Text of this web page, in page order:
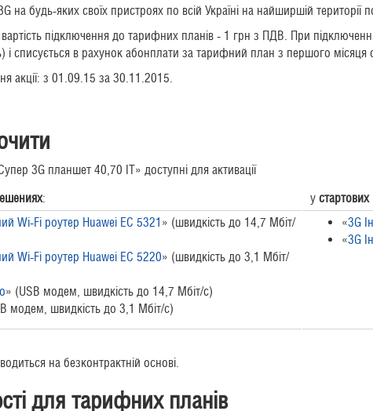
на будь-яких своїх пристроях по всій Україні на найширшій території
підключення до тарифних планів - 1 грн з ПДВ. При
і списується в рахунок абонплати за тарифний план з першого місяця
акції: з 01.09.15 за 30.11.2015.
3G планшет 40,70 ІТ» доступні для активації
ениях: у стартових
Wi-Fi роутер Huawei EC 5321 » (швидкість до 14,7 Мбіт/
Wi-Fi роутер Huawei EC 5220» (швидкість до 3,1 Мбіт/
» (USB модем, швидкість до 14,7 Мбіт/с)
модем, швидкість до 3,1 Мбіт/с)
«3G
«3G
на безконтрактній основі.
для тарифних планів